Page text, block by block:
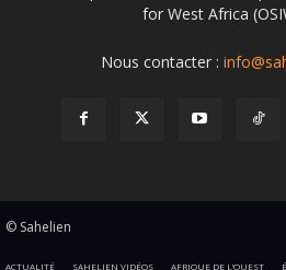
for West Africa
Nous contacter :
© Sahelien
ACTUALITÉ SAHELIEN VIDÉOS AFRIQUE DE L’OUEST